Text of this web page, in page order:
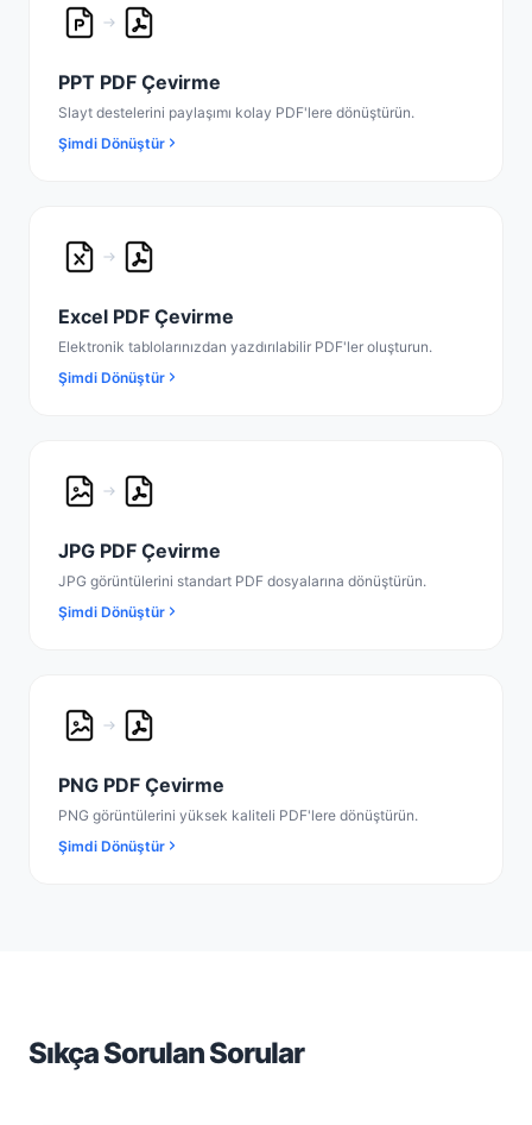
PPT PDF Çevirme
Slayt destelerini paylaşımı kolay PDF'lere dönüştürün.
Şimdi Dönüştür
Excel PDF Çevirme
Elektronik tablolarınızdan yazdırılabilir PDF'ler oluşturun.
Şimdi Dönüştür
JPG PDF Çevirme
JPG görüntülerini standart PDF dosyalarına dönüştürün.
Şimdi Dönüştür
PNG PDF Çevirme
PNG görüntülerini yüksek kaliteli PDF'lere dönüştürün.
Şimdi Dönüştür
Sıkça Sorulan Sorular